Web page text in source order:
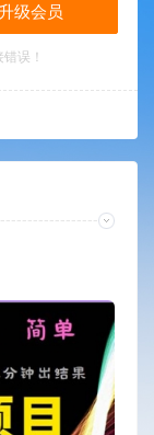
升级会员
误！